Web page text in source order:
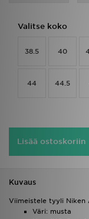
Valitse koko
38.5 40
44 44.5
Lisää ostoskoriin
Kuvaus
Viimeistele tyyli Niken
Väri: musta